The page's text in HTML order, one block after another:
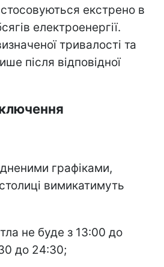
екстрено в
електроенергії.
тривалості та
після відповідної
графіками,
вимикатимуть
не буде з 13:00 до
до 24:30;